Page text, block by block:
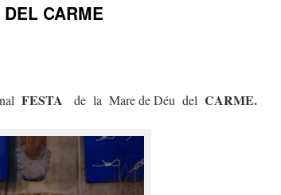
CARME
FESTA de la Mare de Déu del CARME.